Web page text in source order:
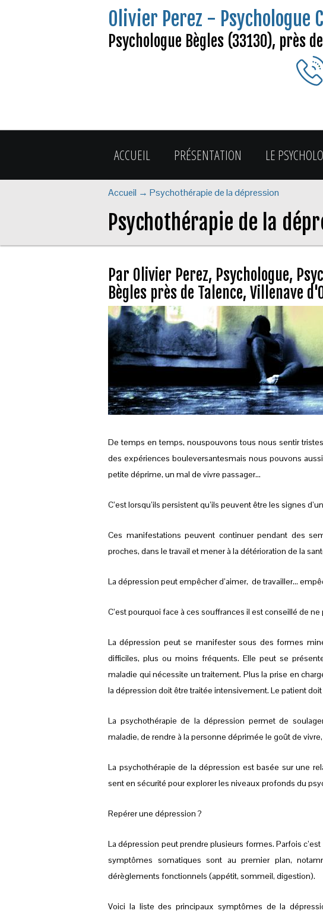
Olivier Perez - Psychologue
Psychologue Bègles (33130), près
ACCUEIL PRÉSENTATION LE
Accueil → Psychothérapie de la dépression
Psychothérapie de la
Par Olivier Perez, Psychologue,
Bègles près de Talence, Villenave
De temps en temps, nouspouvons tous nous sentir
des expériences bouleversantesmais nous pouvons
petite déprime, un mal de vivre passager…
C’est lorsqu’ils persistent qu’ils peuvent être les signes
Ces manifestations peuvent continuer pendant des
proches, dans le travail et mener à la détérioration de la
La dépression peut empêcher d’aimer, de travailler…
C’est pourquoi face à ces souffrances il est conseillé de
La dépression peut se manifester sous des formes
difficiles, plus ou moins fréquents. Elle peut se
maladie qui nécessite un traitement. Plus la prise en
la dépression doit être traitée intensivement. Le patient
La psychothérapie de la dépression permet de
maladie, de rendre à la personne déprimée le goût de
La psychothérapie de la dépression est basée sur une
sent en sécurité pour explorer les niveaux profonds du
Repérer une dépression ?
La dépression peut prendre plusieurs formes. Parfois
symptômes somatiques sont au premier plan,
dérèglements fonctionnels (appétit, sommeil, digestion).
Voici la liste des principaux symptômes de la